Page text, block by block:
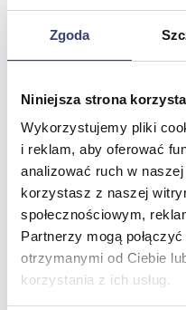
Zgoda
Niniejsza strona
Wykorzystujemy pliki
i reklam, aby oferować
analizować ruch w
korzystasz z naszej
społecznościowym,
Partnerzy mogą
otrzymanymi od Ciebie
korzystania z ich usług.
Pulsoksymetry
Artykuły Przeciwodleżynowe
Stetoskopy
Termometry
Zobacz wszystko
Meble medyczne
Wróć
Kozetki